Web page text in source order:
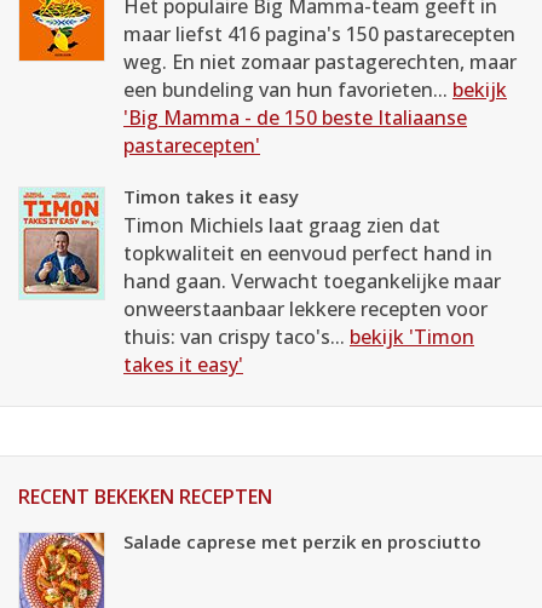
Het populaire Big Mamma-team geeft in
maar liefst 416 pagina's 150 pastarecepten
weg. En niet zomaar pastagerechten, maar
een bundeling van hun favorieten... bekijk
'Big Mamma - de 150 beste Italiaanse
pastarecepten'
Timon takes it easy
Timon Michiels laat graag zien dat
topkwaliteit en eenvoud perfect hand in
hand gaan. Verwacht toegankelijke maar
onweerstaanbaar lekkere recepten voor
thuis: van crispy taco's... bekijk 'Timon
takes it easy'
RECENT BEKEKEN RECEPTEN
Salade caprese met perzik en prosciutto